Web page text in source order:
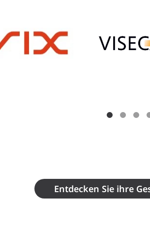
Entdecken Sie ihre